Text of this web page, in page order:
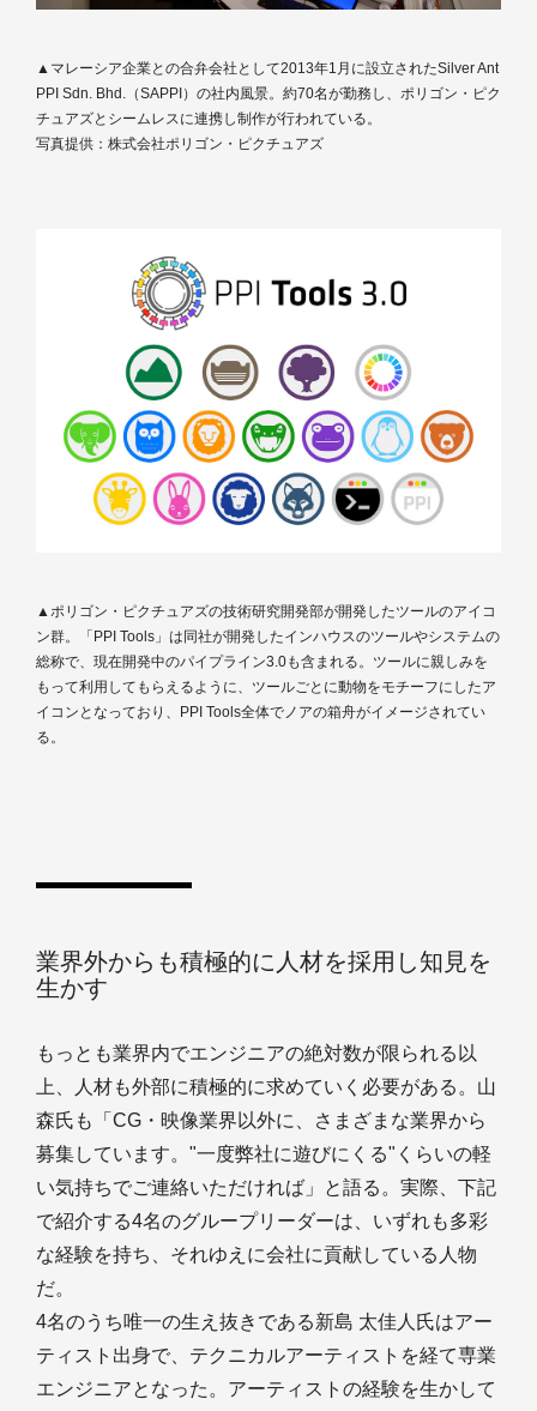
▲マレーシア企業との合弁会社として2013年1月に設立されたSilver Ant
PPI Sdn. Bhd.（SAPPI）の社内風景。約70名が勤務し、ポリゴン・ピク
チュアズとシームレスに連携し制作が行われている。
写真提供：株式会社ポリゴン・ピクチュアズ
▲ポリゴン・ピクチュアズの技術研究開発部が開発したツールのアイコ
ン群。「PPI Tools」は同社が開発したインハウスのツールやシステムの
総称で、現在開発中のパイプライン3.0も含まれる。ツールに親しみを
もって利用してもらえるように、ツールごとに動物をモチーフにしたア
イコンとなっており、PPI Tools全体でノアの箱舟がイメージされてい
る。
業界外からも積極的に人材を採用し知見を
生かす
もっとも業界内でエンジニアの絶対数が限られる以
上、人材も外部に積極的に求めていく必要がある。山
森氏も「CG・映像業界以外に、さまざまな業界から
募集しています。"一度弊社に遊びにくる"くらいの軽
い気持ちでご連絡いただければ」と語る。実際、下記
で紹介する4名のグループリーダーは、いずれも多彩
な経験を持ち、それゆえに会社に貢献している人物
だ。
4名のうち唯一の生え抜きである新島 太佳人氏はアー
ティスト出身で、テクニカルアーティストを経て専業
エンジニアとなった。アーティストの経験を生かして